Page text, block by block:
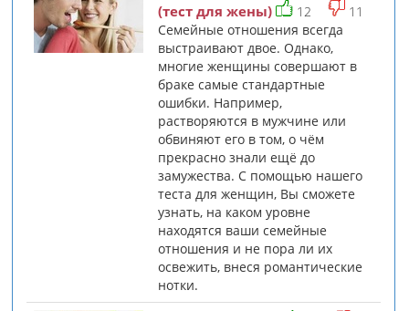
(тест для жены)
12
11
Семейные отношения всегда
выстраивают двое. Однако,
многие женщины совершают в
браке самые стандартные
ошибки. Например,
растворяются в мужчине или
обвиняют его в том, о чём
прекрасно знали ещё до
замужества. С помощью нашего
теста для женщин, Вы сможете
узнать, на каком уровне
находятся ваши семейные
отношения и не пора ли их
освежить, внеся романтические
нотки.